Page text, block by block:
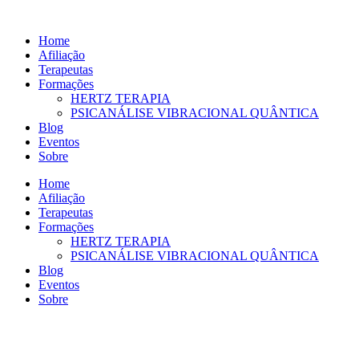
conteúdo
Home
Afiliação
Terapeutas
Formações
HERTZ TERAPIA
PSICANÁLISE VIBRACIONAL QUÂNTICA
Blog
Eventos
Sobre
Home
Afiliação
Terapeutas
Formações
HERTZ TERAPIA
PSICANÁLISE VIBRACIONAL QUÂNTICA
Blog
Eventos
Sobre